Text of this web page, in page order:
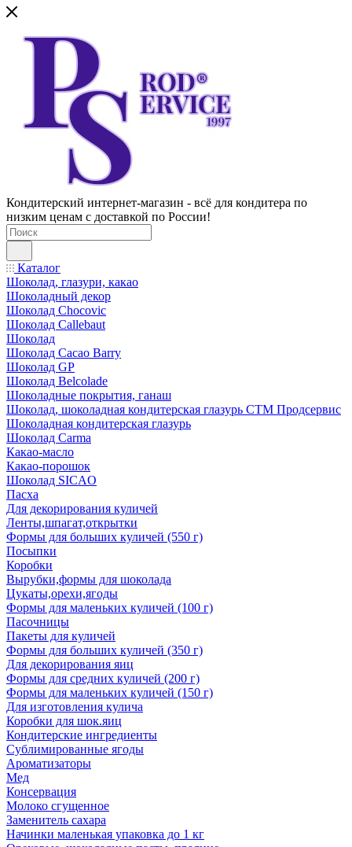
Кондитерский интернет-магазин - всё для кондитера по
низким ценам с доставкой по России!
Каталог
Шоколад, глазури, какао
Шоколадный декор
Шоколад Chocovic
Шоколад Callebaut
Шоколад
Шоколад Cacao Barry
Шоколад GP
Шоколад Belcolade
Шоколадные покрытия, ганаш
Шоколад, шоколадная кондитерская глазурь СТМ Продсервис
Шоколадная кондитерская глазурь
Шоколад Carma
Какао-масло
Какао-порошок
Шоколад SICAO
Пасха
Для декорирования куличей
Ленты,шпагат,открытки
Формы для больших куличей (550 г)
Посыпки
Коробки
Вырубки,формы для шоколада
Цукаты,орехи,ягоды
Формы для маленьких куличей (100 г)
Пасочницы
Пакеты для куличей
Формы для больших куличей (350 г)
Для декорирования яиц
Формы для средних куличей (200 г)
Формы для маленьких куличей (150 г)
Для изготовления кулича
Коробки для шок.яиц
Кондитерские ингредиенты
Сублимированные ягоды
Ароматизаторы
Мед
Консервация
Молоко сгущенное
Заменитель сахара
Начинки маленькая упаковка до 1 кг